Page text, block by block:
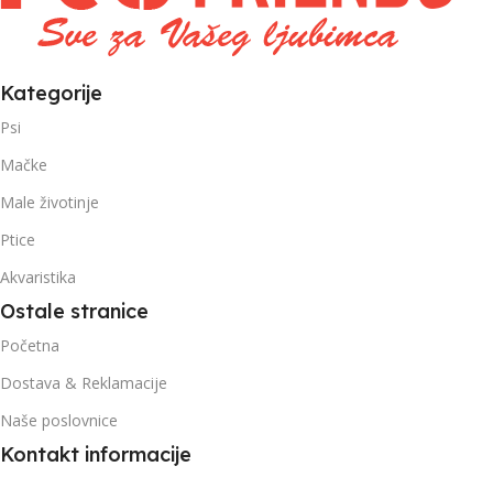
Kategorije
Psi
Mačke
Male životinje
Ptice
Akvaristika
Ostale stranice
Početna
Dostava & Reklamacije
Naše poslovnice
Kontakt informacije